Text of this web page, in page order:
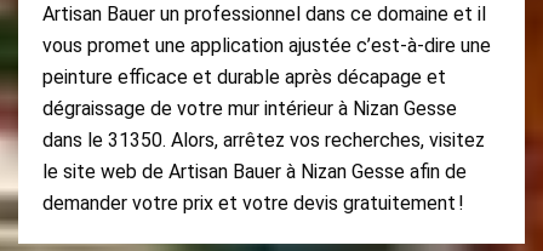
Artisan Bauer un professionnel dans ce domaine et il
vous promet une application ajustée c’est-à-dire une
peinture efficace et durable après décapage et
dégraissage de votre mur intérieur à Nizan Gesse
dans le 31350. Alors, arrêtez vos recherches, visitez
le site web de Artisan Bauer à Nizan Gesse afin de
demander votre prix et votre devis gratuitement !